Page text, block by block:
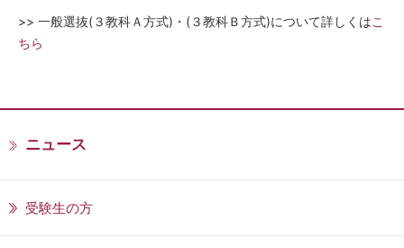
>> 一般選抜(３教科Ａ方式)・(３教科Ｂ方式)について詳しくはこ
ちら
ニュース
受験生の方